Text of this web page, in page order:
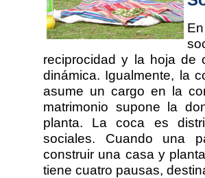
reciprocidad y la hoja de
dinámica. Igualmente, la
asume un cargo en la
matrimonio supone la
planta. La coca es
sociales. Cuando una
construir una casa y
tiene cuatro pausas,